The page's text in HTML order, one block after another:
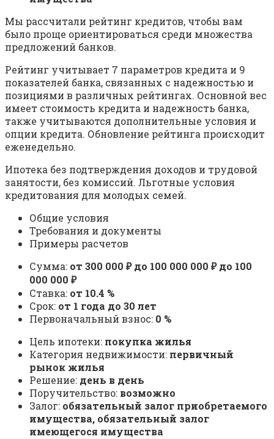
Мы рассчитали рейтинг кредитов, чтобы вам
было проще ориентироваться среди множества
предложений банков.
Рейтинг учитывает 7 параметров кредита и 9
показателей банка, связанных с надежностью и
позициями в различных рейтингах. Основной вес
имеет стоимость кредита и надежность банка,
также учитываются дополнительные условия и
опции кредита. Обновление рейтинга происходит
еженедельно.
Ипотека без подтверждения доходов и трудовой
занятости, без комиссий. Льготные условия
кредитования для молодых семей.
Общие условия
Требования и документы
Примеры расчетов
Сумма: от 300 000 ₽ до 100 000 000 ₽ до 100
000 000 ₽
Ставка: от 10.4 %
Срок: от 1 года до 30 лет
Первоначальный взнос: 0 %
Цель ипотеки: покупка жилья
Категория недвижимости: первичный
рынок жилья
Решение: день в день
Поручительство: возможно
Залог: обязательный залог приобретаемого
имущества, обязательный залог
имеющегося имущества